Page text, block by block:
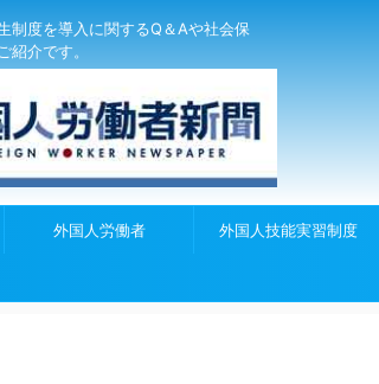
制度を導入に関するQ＆Aや社会保
紹介です。
外国人労働者 外国人技能実習制度